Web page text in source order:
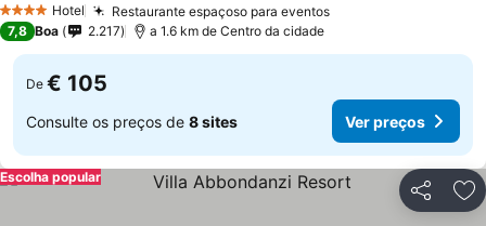
4 EstrelasHotel Restaurante espaçoso para eventos
7,8 Boa 2.217 a 1.6 km de Centro da cidade
De € 105
Consulte os preços de 8 sites Ver preços
Partilhar
Escolha popular